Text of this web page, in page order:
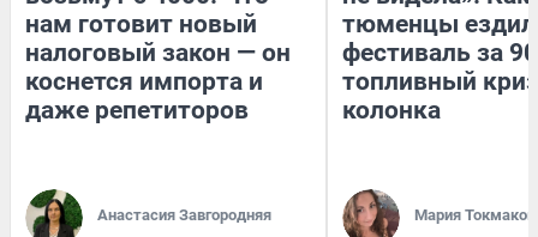
нам готовит новый
налоговый закон — он
коснется импорта и
даже репетиторов
Анастасия Завгородняя
тюменцы
фестиваль за
топливный
колонка
Мария